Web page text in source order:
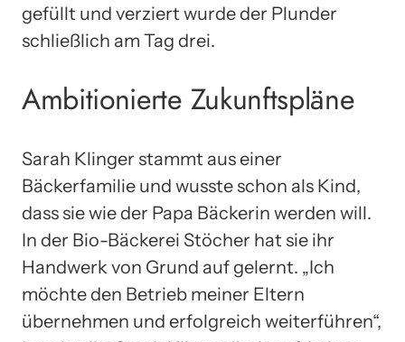
gefüllt und verziert wurde der Plunder
schließlich am Tag drei.
Ambitionierte Zukunftspläne
Sarah Klinger stammt aus einer
Bäckerfamilie und wusste schon als Kind,
dass sie wie der Papa Bäckerin werden will.
In der Bio-Bäckerei Stöcher hat sie ihr
Handwerk von Grund auf gelernt. „Ich
möchte den Betrieb meiner Eltern
übernehmen und erfolgreich weiterführen“,